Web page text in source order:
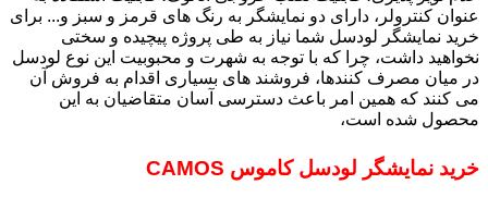
عنوان کنترولر، دارای دو نمایشگر به رنگ های قرمز و سبز و... برای
خرید نمایشگر لودسل شما نیاز به طی پروژه پیچیده و سختی
نخواهید داشت، چرا که با توجه به شهرت و محبوبیت این نوع لودسل
در میان مصرف کنندها، فروشند های بسیاری اقدام به فروش آن
می کنند که همین امر باعث دسترسی آسان متقاضیان به این
محصول شده است،
خرید نمایشگر لودسل کاموس CAMOS